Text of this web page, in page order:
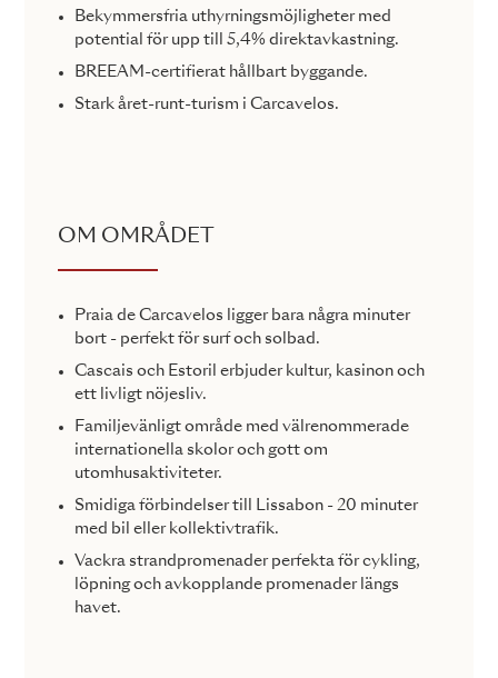
Bekymmersfria uthyrningsmöjligheter med
potential för upp till 5,4% direktavkastning.
BREEAM-certifierat hållbart byggande.
Stark året-runt-turism i Carcavelos.
OM OMRÅDET
Praia de Carcavelos ligger bara några minuter
bort - perfekt för surf och solbad.
Cascais och Estoril erbjuder kultur, kasinon och
ett livligt nöjesliv.
Familjevänligt område med välrenommerade
internationella skolor och gott om
utomhusaktiviteter.
Smidiga förbindelser till Lissabon - 20 minuter
med bil eller kollektivtrafik.
Vackra strandpromenader perfekta för cykling,
löpning och avkopplande promenader längs
havet.